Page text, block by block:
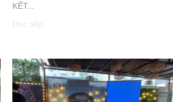
KẾT...
Đọc tiếp